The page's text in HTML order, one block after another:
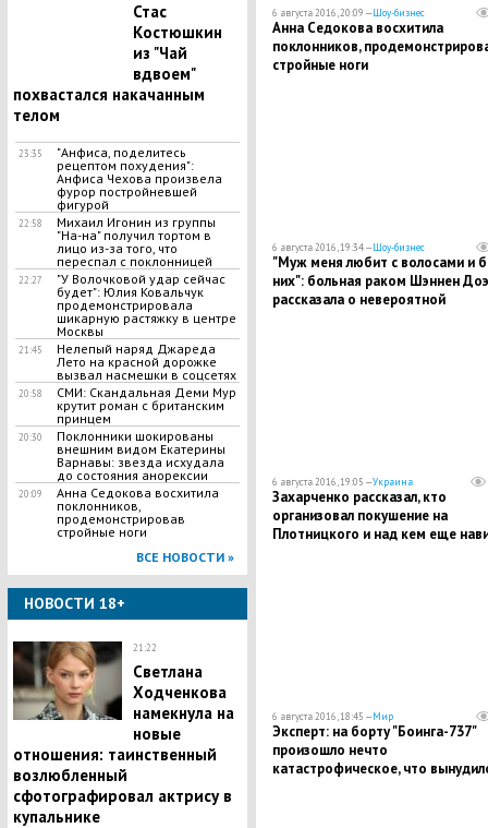
Стас
Костюшкин
из "Чай
вдвоем"
похвастался накачанным
телом
23:35
"Анфиса, поделитесь
рецептом похудения":
Анфиса Чехова произвела
фурор постройневшей
фигурой
22:58
Михаил Игонин из группы
"На-на" получил тортом в
лицо из-за того, что
переспал с поклонницей
22:27
"У Волочковой удар сейчас
будет": Юлия Ковальчук
продемонстрировала
шикарную растяжку в центре
Москвы
21:45
Нелепый наряд Джареда
Лето на красной дорожке
вызвал насмешки в соцсетях
20:58
СМИ: Скандальная Деми Мур
крутит роман с британским
принцем
20:30
Поклонники шокированы
внешним видом Екатерины
Варнавы: звезда исхудала
до состояния анорексии
20:09
Анна Седокова восхитила
поклонников,
продемонстрировав
стройные ноги
ВСЕ НОВОСТИ »
НОВОСТИ 18+
21:22
Светлана
Ходченкова
намекнула на
новые
отношения: таинственный
возлюбленный
сфотографировал актрису в
купальнике
6 августа 2016, 20:09 —Шоу-бизнес
Анна Седокова восхитила
поклонников,
стройные ноги
6 августа 2016, 19:34 —Шоу-бизнес
"Муж меня любит с волосами и
них": больная раком Шэннен
рассказала о невероятной
6 августа 2016, 19:05 —Украина
Захарченко рассказал, кто
организовал покушение на
Плотницкого и над кем еще
6 августа 2016, 18:45 —Мир
Эксперт: на борту "Боинга-737"
произошло нечто
катастрофическое, что